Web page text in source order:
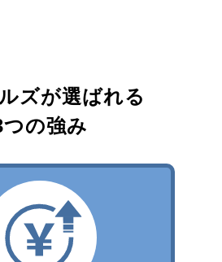
ズが選ばれる
つの強み